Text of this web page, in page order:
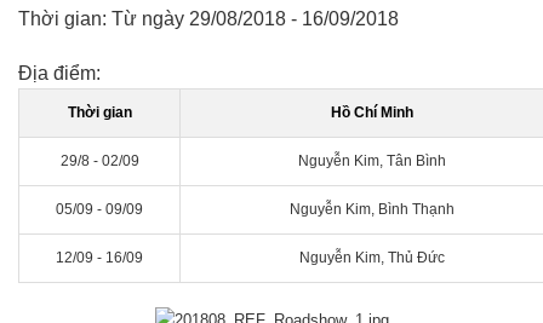
Thời gian: Từ ngày 29/08/2018 - 16/09/2018
Địa điểm:
Thời gian Hồ Chí Minh
29/8 - 02/09 Nguyễn Kim, Tân Bình
05/09 - 09/09 Nguyễn Kim, Bình Thạnh
12/09 - 16/09 Nguyễn Kim, Thủ Đức